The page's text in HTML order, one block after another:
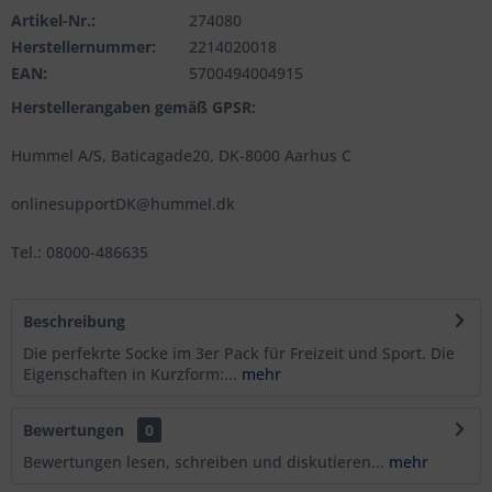
Artikel-Nr.:
274080
Herstellernummer:
2214020018
EAN:
5700494004915
Herstellerangaben gemäß GPSR:
Hummel A/S, Baticagade20, DK-8000 Aarhus C
onlinesupportDK@hummel.dk
Tel.: 08000-486635
Beschreibung
Die perfekrte Socke im 3er Pack für Freizeit und Sport. Die
Eigenschaften in Kurzform:... mehr
Bewertungen
0
Bewertungen lesen, schreiben und diskutieren... mehr